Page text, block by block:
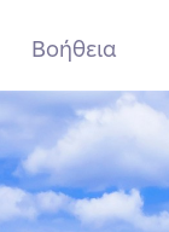
Βοήθεια